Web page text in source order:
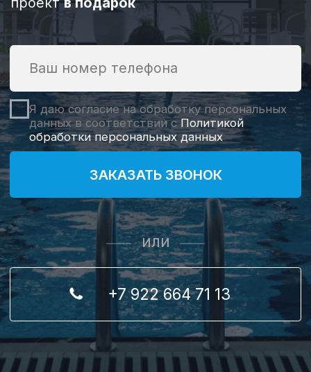
Строительство хамамов и саун
СМОТРЕТЬ ПОДРОБНЕЕ
Строительство фонтанов
СМОТРЕТЬ ПОДРОБНЕЕ
Строительство частных
бассейнов
СМОТРЕТЬ ПОДРОБНЕЕ